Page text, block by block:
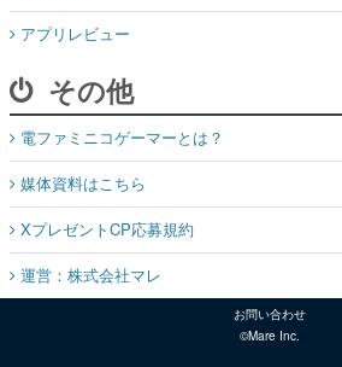
アプリレビュー
その他
電ファミニコゲーマーとは？
媒体資料はこちら
XプレゼントCP応募規約
運営：株式会社マレ
お問い合わせ
©Mare Inc.